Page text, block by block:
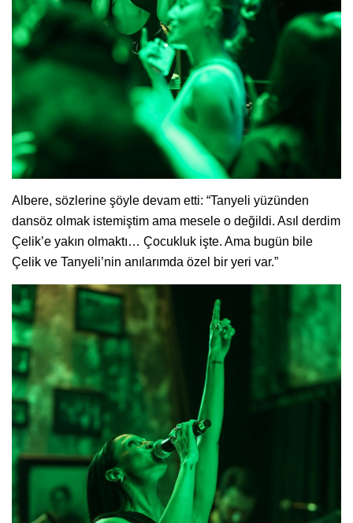
Albere, sözlerine şöyle devam etti: “Tanyeli yüzünden
dansöz olmak istemiştim ama mesele o değildi. Asıl derdim
Çelik’e yakın olmaktı… Çocukluk işte. Ama bugün bile
Çelik ve Tanyeli’nin anılarımda özel bir yeri var.”